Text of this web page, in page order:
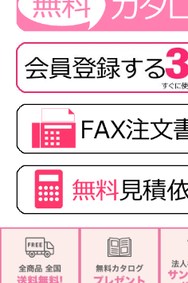
■素材： ポリエステル100%
■スカーフループ専用
■サイズ ：約23.5cm×25cm